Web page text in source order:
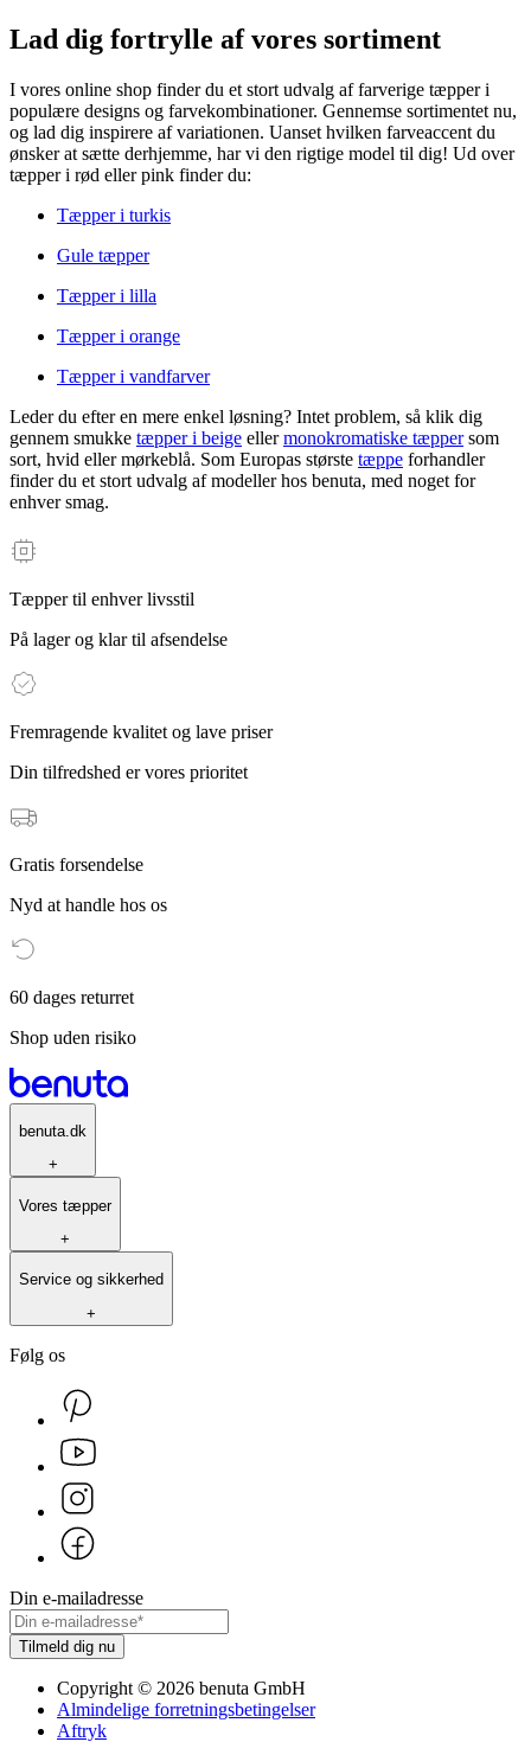
Lad dig fortrylle af vores sortiment
I vores online shop finder du et stort udvalg af farverige tæpper i
populære designs og farvekombinationer. Gennemse sortimentet nu,
og lad dig inspirere af variationen. Uanset hvilken farveaccent du
ønsker at sætte derhjemme, har vi den rigtige model til dig! Ud over
tæpper i rød eller pink finder du:
Tæpper i turkis
Gule tæpper
Tæpper i lilla
Tæpper i orange
Tæpper i vandfarver
Leder du efter en mere enkel løsning? Intet problem, så klik dig
gennem smukke tæpper i beige ellermonokromatiske tæppersom
sort, hvid eller mørkeblå. Som Europas største tæppe forhandler
finder du et stort udvalg af modeller hos benuta, med noget for
enhver smag.
Tæpper til enhver livsstil
På lager og klar til afsendelse
Fremragende kvalitet og lave priser
Din tilfredshed er vores prioritet
Gratis forsendelse
Nyd at handle hos os
60 dages returret
Shop uden risiko
benuta.dk
+
Vores tæpper
+
Service og sikkerhed
+
Følg os
Din e-mailadresse
Tilmeld dig nu
Copyright © 2026 benuta GmbH
Almindelige forretningsbetingelser
Aftryk